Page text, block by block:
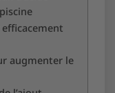
augmenter le